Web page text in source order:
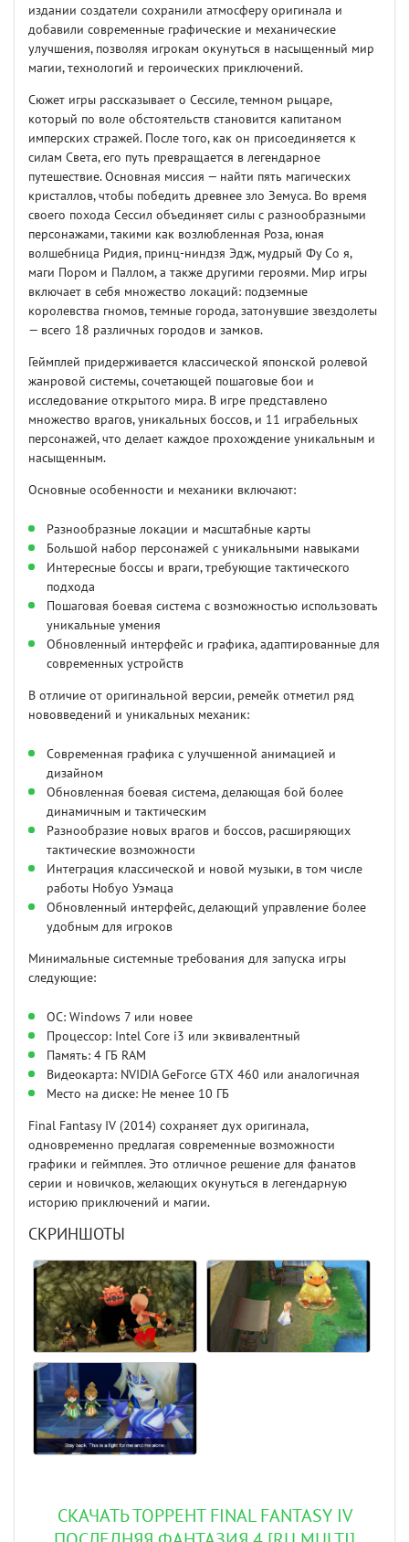
издании создатели сохранили атмосферу оригинала и
добавили современные графические и механические
улучшения, позволяя игрокам окунуться в насыщенный мир
магии, технологий и героических приключений.
Сюжет игры рассказывает о Сессиле, темном рыцаре,
который по воле обстоятельств становится капитаном
имперских стражей. После того, как он присоединяется к
силам Света, его путь превращается в легендарное
путешествие. Основная миссия — найти пять магических
кристаллов, чтобы победить древнее зло Земуса. Во время
своего похода Сессил объединяет силы с разнообразными
персонажами, такими как возлюбленная Роза, юная
волшебница Ридия, принц-ниндзя Эдж, мудрый Фу Со я,
маги Пором и Паллом, а также другими героями. Мир игры
включает в себя множество локаций: подземные
королевства гномов, темные города, затонувшие звездолеты
— всего 18 различных городов и замков.
Геймплей придерживается классической японской ролевой
жанровой системы, сочетающей пошаговые бои и
исследование открытого мира. В игре представлено
множество врагов, уникальных боссов, и 11 играбельных
персонажей, что делает каждое прохождение уникальным и
насыщенным.
Основные особенности и механики включают:
Разнообразные локации и масштабные карты
Большой набор персонажей с уникальными навыками
Интересные боссы и враги, требующие тактического
подхода
Пошаговая боевая система с возможностью использовать
уникальные умения
Обновленный интерфейс и графика, адаптированные для
современных устройств
В отличие от оригинальной версии, ремейк отметил ряд
нововведений и уникальных механик:
Современная графика с улучшенной анимацией и
дизайном
Обновленная боевая система, делающая бой более
динамичным и тактическим
Разнообразие новых врагов и боссов, расширяющих
тактические возможности
Интеграция классической и новой музыки, в том числе
работы Нобуо Уэмаца
Обновленный интерфейс, делающий управление более
удобным для игроков
Минимальные системные требования для запуска игры
следующие:
ОС: Windows 7 или новее
Процессор: Intel Core i3 или эквивалентный
Память: 4 ГБ RAM
Видеокарта: NVIDIA GeForce GTX 460 или аналогичная
Место на диске: Не менее 10 ГБ
Final Fantasy IV (2014) сохраняет дух оригинала,
одновременно предлагая современные возможности
графики и геймплея. Это отличное решение для фанатов
серии и новичков, желающих окунуться в легендарную
историю приключений и магии.
СКРИНШОТЫ
СКАЧАТЬ ТОРРЕНТ FINAL FANTASY IV